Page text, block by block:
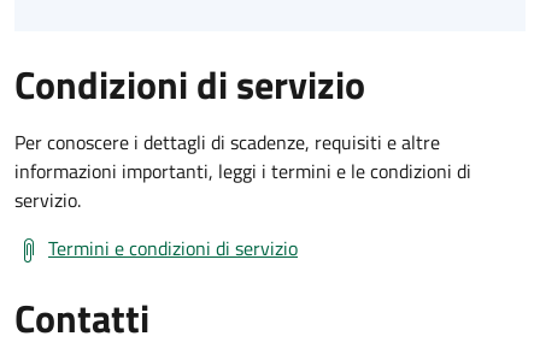
Condizioni di servizio
Per conoscere i dettagli di scadenze, requisiti e altre
informazioni importanti, leggi i termini e le condizioni di
servizio.
Termini e condizioni di servizio
Contatti